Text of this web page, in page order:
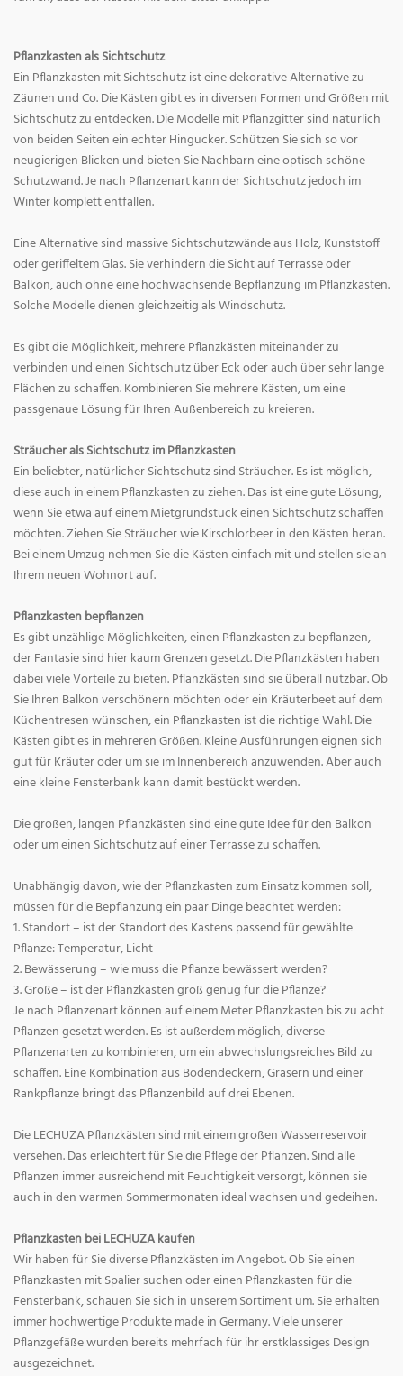
Pflanzkasten als Sichtschutz
Ein Pflanzkasten mit Sichtschutz ist eine dekorative Alternative zu
Zäunen und Co. Die Kästen gibt es in diversen Formen und Größen mit
Sichtschutz zu entdecken. Die Modelle mit Pflanzgitter sind natürlich
von beiden Seiten ein echter Hingucker. Schützen Sie sich so vor
neugierigen Blicken und bieten Sie Nachbarn eine optisch schöne
Schutzwand. Je nach Pflanzenart kann der Sichtschutz jedoch im
Winter komplett entfallen.
Eine Alternative sind massive Sichtschutzwände aus Holz, Kunststoff
oder geriffeltem Glas. Sie verhindern die Sicht auf Terrasse oder
Balkon, auch ohne eine hochwachsende Bepflanzung im Pflanzkasten.
Solche Modelle dienen gleichzeitig als Windschutz.
Es gibt die Möglichkeit, mehrere Pflanzkästen miteinander zu
verbinden und einen Sichtschutz über Eck oder auch über sehr lange
Flächen zu schaffen. Kombinieren Sie mehrere Kästen, um eine
passgenaue Lösung für Ihren Außenbereich zu kreieren.
Sträucher als Sichtschutz im Pflanzkasten
Ein beliebter, natürlicher Sichtschutz sind Sträucher. Es ist möglich,
diese auch in einem Pflanzkasten zu ziehen. Das ist eine gute Lösung,
wenn Sie etwa auf einem Mietgrundstück einen Sichtschutz schaffen
möchten. Ziehen Sie Sträucher wie Kirschlorbeer in den Kästen heran.
Bei einem Umzug nehmen Sie die Kästen einfach mit und stellen sie an
Ihrem neuen Wohnort auf.
Pflanzkasten bepflanzen
Es gibt unzählige Möglichkeiten, einen Pflanzkasten zu bepflanzen,
der Fantasie sind hier kaum Grenzen gesetzt. Die Pflanzkästen haben
dabei viele Vorteile zu bieten. Pflanzkästen sind sie überall nutzbar. Ob
Sie Ihren Balkon verschönern möchten oder ein Kräuterbeet auf dem
Küchentresen wünschen, ein Pflanzkasten ist die richtige Wahl. Die
Kästen gibt es in mehreren Größen. Kleine Ausführungen eignen sich
gut für Kräuter oder um sie im Innenbereich anzuwenden. Aber auch
eine kleine Fensterbank kann damit bestückt werden.
Die großen, langen Pflanzkästen sind eine gute Idee für den Balkon
oder um einen Sichtschutz auf einer Terrasse zu schaffen.
Unabhängig davon, wie der Pflanzkasten zum Einsatz kommen soll,
müssen für die Bepflanzung ein paar Dinge beachtet werden:
1. Standort – ist der Standort des Kastens passend für gewählte
Pflanze: Temperatur, Licht
2. Bewässerung – wie muss die Pflanze bewässert werden?
3. Größe – ist der Pflanzkasten groß genug für die Pflanze?
Je nach Pflanzenart können auf einem Meter Pflanzkasten bis zu acht
Pflanzen gesetzt werden. Es ist außerdem möglich, diverse
Pflanzenarten zu kombinieren, um ein abwechslungsreiches Bild zu
schaffen. Eine Kombination aus Bodendeckern, Gräsern und einer
Rankpflanze bringt das Pflanzenbild auf drei Ebenen.
Die LECHUZA Pflanzkästen sind mit einem großen Wasserreservoir
versehen. Das erleichtert für Sie die Pflege der Pflanzen. Sind alle
Pflanzen immer ausreichend mit Feuchtigkeit versorgt, können sie
auch in den warmen Sommermonaten ideal wachsen und gedeihen.
Pflanzkasten bei LECHUZA kaufen
Wir haben für Sie diverse Pflanzkästen im Angebot. Ob Sie einen
Pflanzkasten mit Spalier suchen oder einen Pflanzkasten für die
Fensterbank, schauen Sie sich in unserem Sortiment um. Sie erhalten
immer hochwertige Produkte made in Germany. Viele unserer
Pflanzgefäße wurden bereits mehrfach für ihr erstklassiges Design
ausgezeichnet.